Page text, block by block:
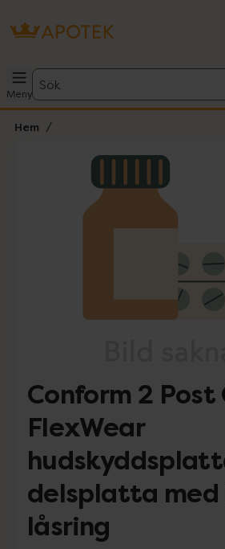
Meny
Sök
Hem
Lista: . Innehåller 1 objekt.
Conform 2 Post
FlexWear
delsplatta
låsring